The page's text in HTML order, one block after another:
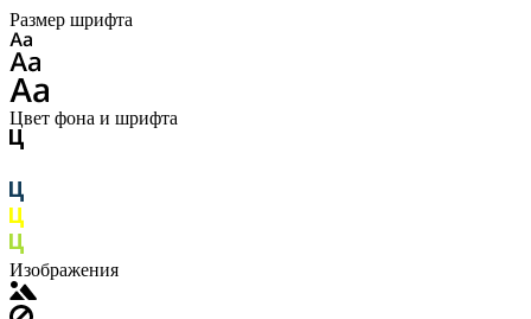
Размер шрифта
Цвет фона и шрифта
Изображения